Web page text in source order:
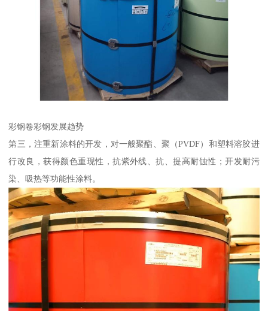
彩钢卷彩钢发展趋势
第三，注重新涂料的开发，对一般聚酯、聚（PVDF）和塑料溶胶进
行改良，获得颜色重现性，抗紫外线、抗、提高耐蚀性；开发耐污
染、吸热等功能性涂料。